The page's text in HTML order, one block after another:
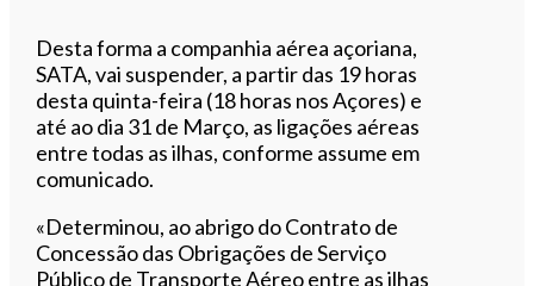
Desta forma a companhia aérea açoriana,
SATA, vai suspender, a partir das 19 horas
desta quinta-feira (18 horas nos Açores) e
até ao dia 31 de Março, as ligações aéreas
entre todas as ilhas, conforme assume em
comunicado.
«Determinou, ao abrigo do Contrato de
Concessão das Obrigações de Serviço
Público de Transporte Aéreo entre as ilhas